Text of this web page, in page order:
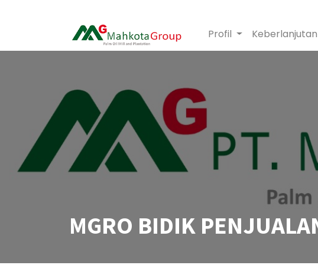
Profil Keberlanjutan
MGRO BIDIK